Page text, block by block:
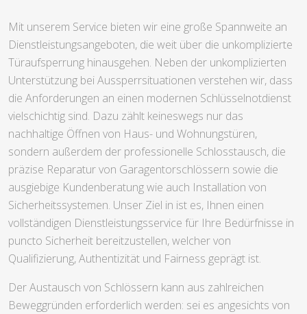
Mit unserem Service bieten wir eine große Spannweite an
Dienstleistungsangeboten, die weit über die unkomplizierte
Türaufsperrung hinausgehen. Neben der unkomplizierten
Unterstützung bei Aussperrsituationen verstehen wir, dass
die Anforderungen an einen modernen Schlüsselnotdienst
vielschichtig sind. Dazu zählt keineswegs nur das
nachhaltige Öffnen von Haus- und Wohnungstüren,
sondern außerdem der professionelle Schlosstausch, die
präzise Reparatur von Garagentorschlössern sowie die
ausgiebige Kundenberatung wie auch Installation von
Sicherheitssystemen. Unser Ziel in ist es, Ihnen einen
vollständigen Dienstleistungsservice für Ihre Bedürfnisse in
puncto Sicherheit bereitzustellen, welcher von
Qualifizierung, Authentizität und Fairness geprägt ist.
Der Austausch von Schlössern kann aus zahlreichen
Beweggründen erforderlich werden: sei es angesichts von